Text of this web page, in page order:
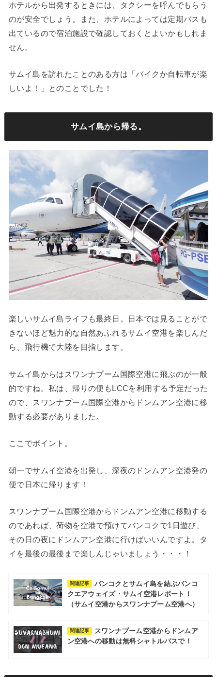
ホテルから出発するときには、タクシーを呼んでもらう
のが安全でしょう。また、ホテルによっては定期バスも
出ているので宿泊施設で確認しておくとよいかもしれま
せん。
サムイ島を訪れたことのある方は「バイクか自転車が楽
しいよ！」とのことでした！
サムイ島から帰る。
楽しいサムイ島ライフも最終日。日本では見ることがで
きないほど魅力的な自然あふれるサムイ空港を楽しんだ
ら、飛行機で大陸を目指します。
サムイ島からはスワンナプーム国際空港に飛ぶのが一般
的ですね。私は、帰りの便もLCCを利用する予定だった
ので、スワンナプーム国際空港からドンムアン空港に移
動する必要がありました。
ここでポイント。
朝一でサムイ空港を出発し、深夜のドンムアン空港発の
便で日本に帰ります！
スワンナプーム国際空港からドンムアン空港に移動する
のであれば、荷物を空港で預けてバンコクで1日遊び、
その日の夜にドンムアン空港に行けばいいんですよ。タ
イを最後の最後まで楽しんじゃいましょう・・・！
関連記事
バンコクとサムイ島を結ぶバンコ
クエアウェイズ・サムイ空港レポート！
（サムイ空港からスワンナプーム空港へ）
関連記事
スワンナプーム空港からドンムア
ン空港への移動は無料シャトルバスで！